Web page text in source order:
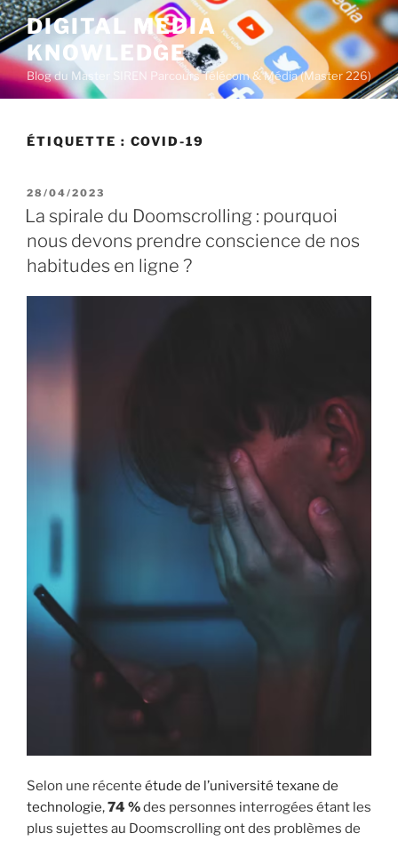
A
l
l
e
r
DIGITAL MEDIA
KNOWLEDGE
Blog du Master SIREN Parcours Télécom & Média (Master 226)
ÉTIQUETTE : COVID-19
P
U
B
L
I
É
28/04/2023
La spirale du Doomscrolling : pourquoi
nous devons prendre conscience de nos
habitudes en ligne ?
Selon une récente étude de l’université texane de
technologie,74 %des personnes interrogées étant les
plus sujettes au Doomscrolling ont des problèmes de